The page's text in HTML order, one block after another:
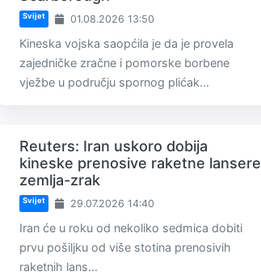
Svijet 01.08.2026 13:50
Kineska vojska saopćila je da je provela
zajedničke zračne i pomorske borbene
vježbe u području spornog plićak...
Reuters: Iran uskoro dobija
kineske prenosive raketne lansere
zemlja-zrak
Svijet 29.07.2026 14:40
Iran će u roku od nekoliko sedmica dobiti
prvu pošiljku od više stotina prenosivih
raketnih lans...